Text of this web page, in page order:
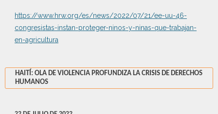
https://www.hrw.org/es/news/2022/07/21/ee-uu-46-
congresistas-instan-proteger-ninos-y-ninas-que-trabajan-
en-agricultura
HAITÍ: OLA DE VIOLENCIA PROFUNDIZA LA CRISIS DE DERECHOS
HUMANOS